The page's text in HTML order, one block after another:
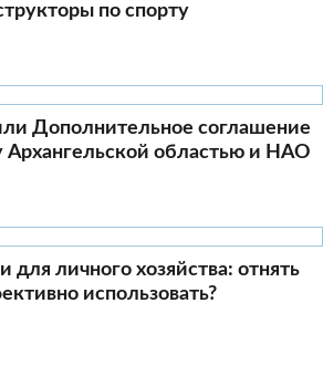
по спорту
Дополнительное соглашение
областью и НАО
для личного хозяйства: отнять
использовать?